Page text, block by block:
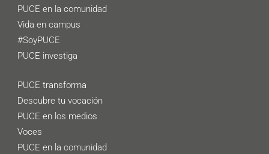
PUCE en la comunidad
Vida en campus
#SoyPUCE
PUCE investiga
PUCE transforma
Descubre tu vocación
PUCE en los medios
Voces
PUCE en la comunidad